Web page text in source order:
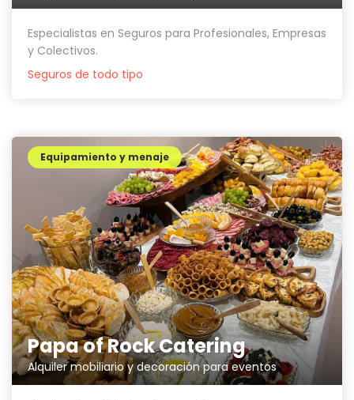
Especialistas en Seguros para Profesionales, Empresas
y Colectivos.
Seguros de todo tipo
Papa of Rock Catering
Alquiler mobiliario y decoración para eventos
Equipamiento y menaje